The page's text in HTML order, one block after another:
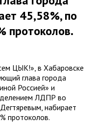
45,58%, по
протоколов.
ЦЫК!», в Хабаровске
глава города
Россией» и
ЛДПР во
набирает
протоколов.